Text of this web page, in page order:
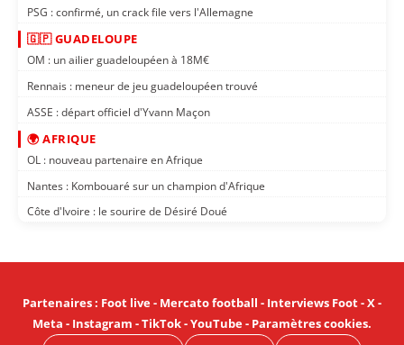
PSG : confirmé, un crack file vers l'Allemagne
🇬🇵 GUADELOUPE
OM : un ailier guadeloupéen à 18M€
Rennais : meneur de jeu guadeloupéen trouvé
ASSE : départ officiel d'Yvann Maçon
🌍 AFRIQUE
OL : nouveau partenaire en Afrique
Nantes : Kombouaré sur un champion d'Afrique
Côte d'Ivoire : le sourire de Désiré Doué
Partenaires: Foot live- Mercato football - Interviews Foot-X-
Meta - Instagram -TikTok-YouTube- Paramètres cookies.